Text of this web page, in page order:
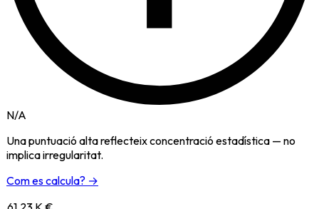
N/A
Una puntuació alta reflecteix concentració estadística — no
implica irregularitat.
Com es calcula? →